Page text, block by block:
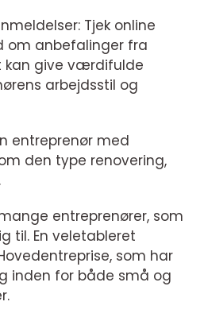
Tjek online
om anbefalinger fra
kan give værdifulde
arbejdsstil og
entreprenør med
den type renovering,
entreprenører, som
til. En veletableret
som har
inden for både små og